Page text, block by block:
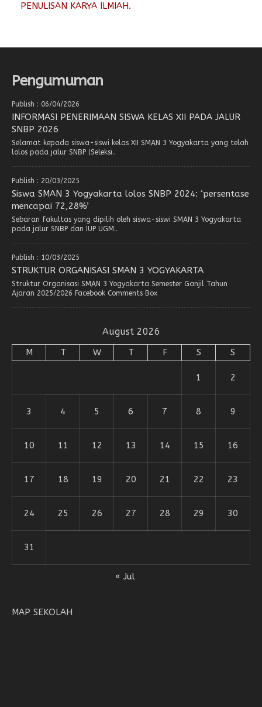
PENULISAN KARYA ILMIAH.
Pengumuman
Publish : 06/04/2026
INFORMASI PENERIMAAN SISWA KELAS XII PADA JALUR
SNBP 2026
Selamat kepada siswa-siswi kelas XII SMAN 3 Yogyakarta yang telah
lolos pada jalur SNBP (Seleksi..
Publish : 20/03/2025
Siswa SMAN 3 Yogyakarta lolos SNBP 2024: ‘persentase
mencapai 72,28%’
Sebaran fakultas yang dipilih oleh siswa-siswi SMAN 3 Yogyakarta
pada jalur SNBP dan IUP UGM..
Publish : 10/03/2025
STRUKTUR ORGANISASI SMAN 3 YOGYAKARTA
Struktur Organisasi SMAN 3 Yogyakarta Semester Ganjil Tahun
Ajaran 2025/2026 Facebook Comments Box
August 2026
M T W T F S S
1 2
3 4 5 6 7 8 9
10 11 12 13 14 15 16
17 18 19 20 21 22 23
24 25 26 27 28 29 30
31
« Jul
MAP SEKOLAH